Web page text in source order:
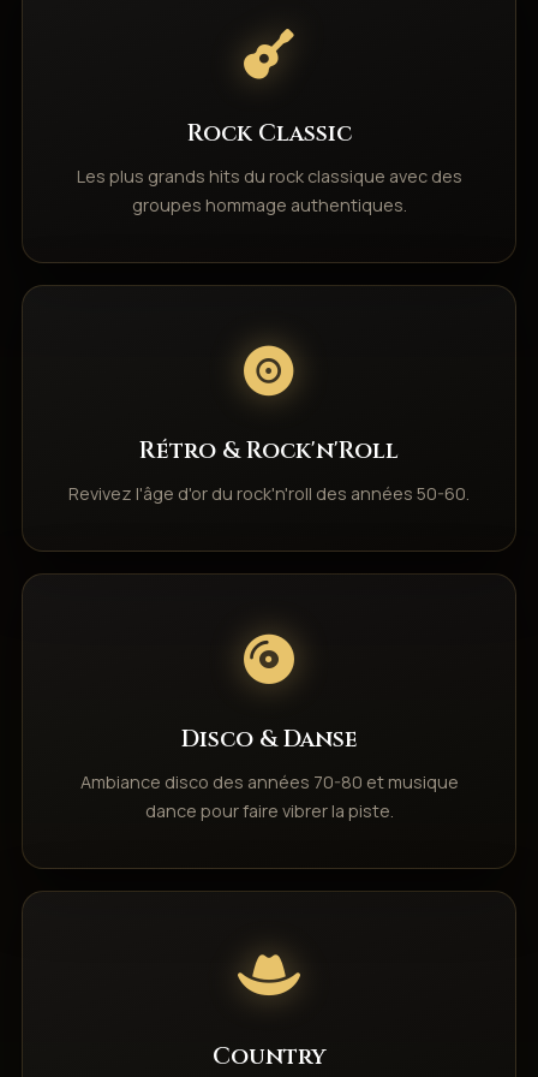
Rock Classic
Les plus grands hits du rock classique avec des
groupes hommage authentiques.
Rétro & Rock'n'Roll
Revivez l'âge d'or du rock'n'roll des années 50-60.
Disco & Danse
Ambiance disco des années 70-80 et musique
dance pour faire vibrer la piste.
Country